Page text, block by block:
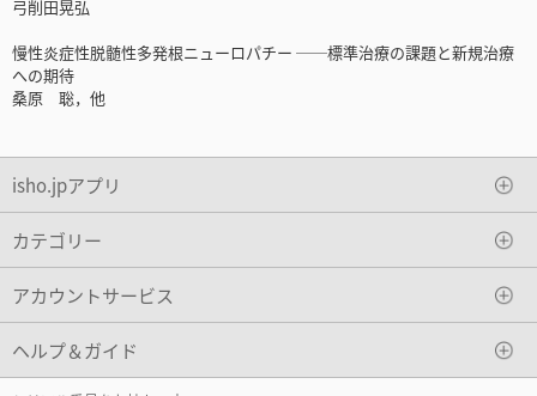
弓削田晃弘
慢性炎症性脱髄性多発根ニューロパチー ──標準治療の課題と新規治療
への期待
桑原 聡，他
isho.jpアプリ
カテゴリー
アカウントサービス
ヘルプ＆ガイド